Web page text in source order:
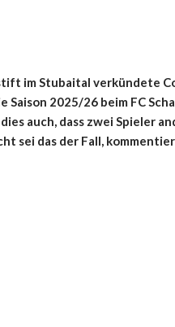
im Stubaital verkündete
Saison 2025/26 beim FC
auch, dass zwei Spieler
sei das der Fall,